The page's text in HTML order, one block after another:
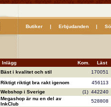
Butiker| Erbjudanden|
Inlägg Kom.
Läst
Bäst i kvalitet och stil
170051
Riktigt riktigt bra rakt igenom
456113
Webshop i Sverige (1) 442240
Megashop är nu en del av
InkClub
528808